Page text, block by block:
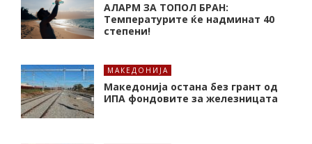
АЛАРМ ЗА ТОПОЛ БРАН:
Tемпературите ќе надминат 40
степени!
МАКЕДОНИЈА
Македонија остана без грант од
ИПА фондовите за железницата